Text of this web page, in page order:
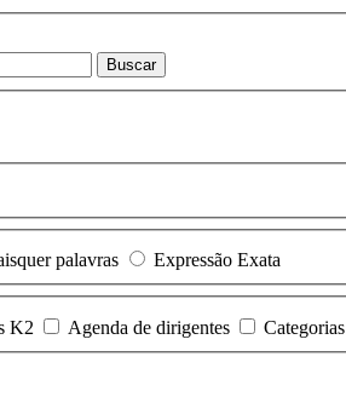
Buscar
palavras
Expressão Exata
K2 Agenda de dirigentes Categorias